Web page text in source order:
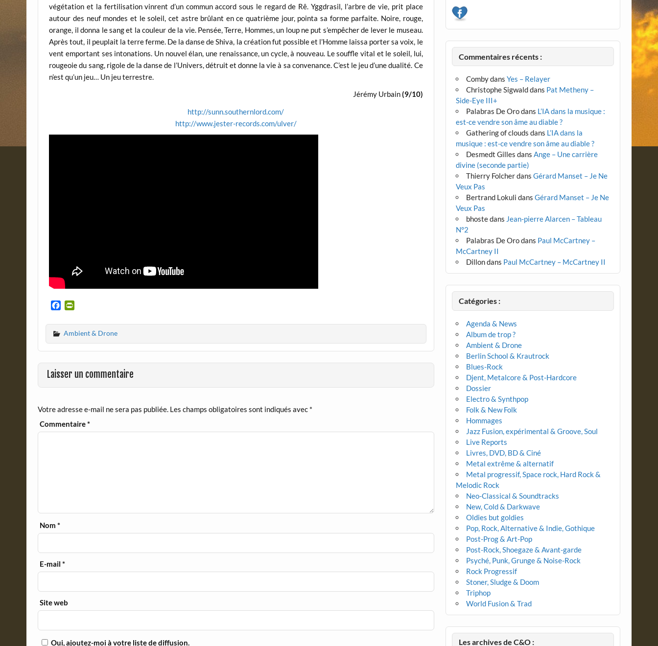
végétation et la fertilisation vinrent d’un commun accord sous le regard de Rê. Yggdrasil, l’arbre de vie, prit place
autour des neuf mondes et le soleil, cet astre brûlant en ce quatrième jour, pointa sa forme parfaite. Noire, rouge,
orange, il donna le sang et la couleur de la vie. Pensée, Terre, Hommes, un loup ne put s’empêcher de lever le museau.
Après tout, il peuplait la terre ferme. De la danse de Shiva, la création fut possible et l’Homme laissa porter sa voix, le
vent emportant ses intonations. Un nouvel élan, une renaissance, un cycle, à nouveau. Le souffle vital et le soleil, lui,
rougeoie du sang, rigole de la danse de l’Univers, détruit et donne la vie à sa convenance. C’est le jeu d’une dualité. Ce
n’est qu’un jeu… Un jeu terrestre.
Jérémy Urbain(9/10)
http://sunn.southernlord.com/
http://www.jester-records.com/ulver/
c
e
b
o
o
k
i
n
t
F
r
i
l
y
Ambient & Drone
Laisser un commentaire
Votre adresse e-mail ne sera pas publiée. Les champs obligatoires sont indiqués avec *
Commentaire*
Nom*
E-mail*
Site web
Oui, ajoutez-moi à votre liste de diffusion.
Commentaires récents :
CombydansYes – Relayer
Christophe Sigwalddans Pat Metheny –
Side-Eye III+
Palabras De Orodans L’IA dans la musique :
est-ce vendre son âme au diable ?
Gathering of clouds dans L’IA dans la
musique : est-ce vendre son âme au diable ?
Desmedt Gilles dansAnge – Une carrière
divine (seconde partie)
Thierry FolcherdansGérard Manset – Je Ne
Veux Pas
Bertrand Lokuli dansGérard Manset – Je Ne
Veux Pas
bhostedans Jean-pierre Alarcen – Tableau
N°2
Palabras De Orodans Paul McCartney –
McCartney II
Dillondans Paul McCartney – McCartney II
Catégories :
Agenda & News
Album de trop ?
Ambient & Drone
Berlin School & Krautrock
Blues-Rock
Djent, Metalcore & Post-Hardcore
Dossier
Electro & Synthpop
Folk & New Folk
Hommages
Jazz Fusion, expérimental & Groove, Soul
Live Reports
Livres, DVD, BD & Ciné
Metal extrême & alternatif
Metal progressif, Space rock, Hard Rock &
Melodic Rock
Neo-Classical & Soundtracks
New, Cold & Darkwave
Oldies but goldies
Pop, Rock, Alternative & Indie, Gothique
Post-Prog & Art-Pop
Post-Rock, Shoegaze & Avant-garde
Psyché, Punk, Grunge & Noise-Rock
Rock Progressif
Stoner, Sludge & Doom
Triphop
World Fusion & Trad
Les archives de C&O :